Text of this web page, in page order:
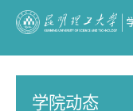
学院动态